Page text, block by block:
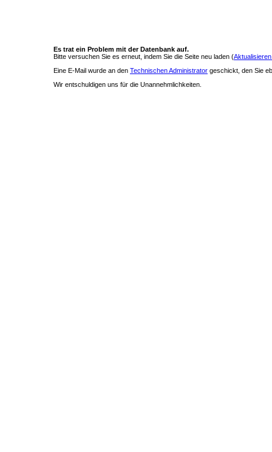
Es trat ein Problem mit der Datenbank auf.
Bitte versuchen Sie es erneut, indem Sie die Seite neu laden (
Eine E-Mail wurde an den Technischen Administrator geschickt, den Sie
Wir entschuldigen uns für die Unannehmlichkeiten.